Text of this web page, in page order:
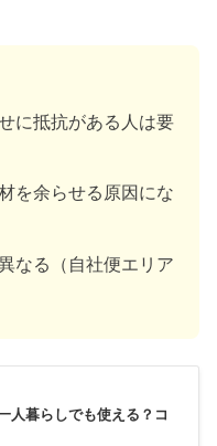
に抵抗がある人は要
を余らせる原因にな
なる（自社便エリア
人暮らしでも使える？コ